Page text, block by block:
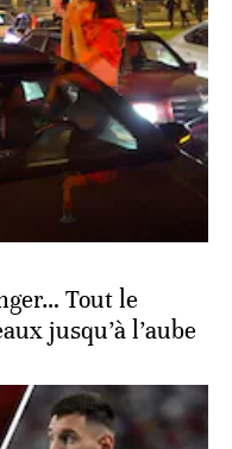
Tout le
jusqu’à l’aube